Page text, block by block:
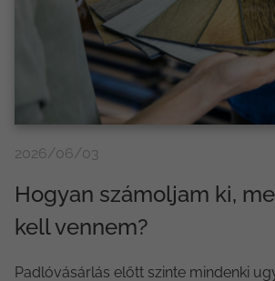
2026/06/03
Hogyan számoljam ki,
kell vennem?
Padlóvásárlás előtt szinte mindenki